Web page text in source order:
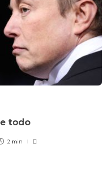
todo
2 min